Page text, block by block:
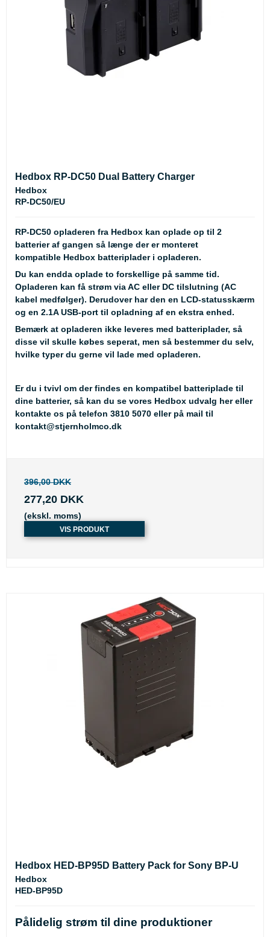
Hedbox RP-DC50 Dual Battery Charger
Hedbox
RP-DC50/EU
RP-DC50 opladeren fra Hedbox kan oplade op til 2
batterier af gangen så længe der er monteret
kompatible Hedbox batteriplader i opladeren.
Du kan endda oplade to forskellige på samme tid.
Opladeren kan få strøm via AC eller DC tilslutning (AC
kabel medfølger). Derudover har den en LCD-statusskærm
og en 2.1A USB-port til opladning af en ekstra enhed.
Bemærk at opladeren ikke leveres med batteriplader, så
disse vil skulle købes seperat, men så bestemmer du selv,
hvilke typer du gerne vil lade med opladeren.
Er du i tvivl om der findes en kompatibel batteriplade til
dine batterier, så kan du se vores Hedbox udvalg hereller
kontakte os på telefon 3810 5070 eller på mail til
kontakt@stjernholmco.dk
396,00 DKK
277,20 DKK
(ekskl. moms)
VIS PRODUKT
Hedbox HED-BP95D Battery Pack for Sony BP-U
Hedbox
HED-BP95D
Pålidelig strøm til dine produktioner